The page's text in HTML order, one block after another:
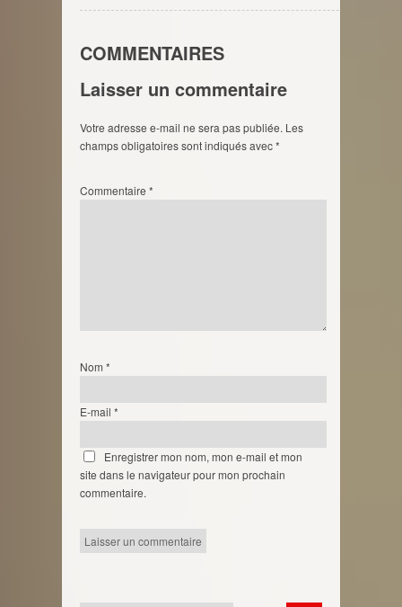
COMMENTAIRES
Laisser un commentaire
Votre adresse e-mail ne sera pas publiée. Les
champs obligatoires sont indiqués avec*
Commentaire *
Nom *
E-mail *
Enregistrer mon nom, mon e-mail et mon
site dans le navigateur pour mon prochain
commentaire.